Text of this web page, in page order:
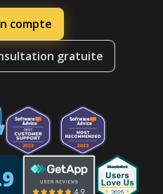
compte
gratuite